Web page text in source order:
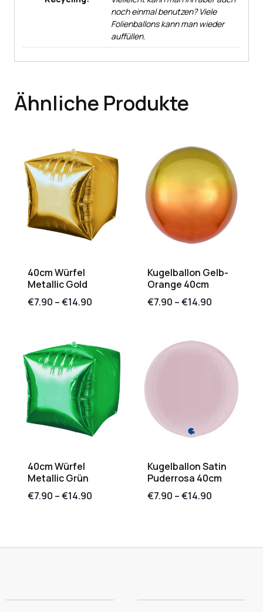
noch einmal benutzen? Viele
Folienballons kann man wieder
auffüllen.
Ähnliche Produkte
40cm Würfel
Metallic Gold
€7.90 –€14.90
Kugelballon Gelb-
Orange 40cm
€7.90 –€14.90
40cm Würfel
Metallic Grün
€7.90 –€14.90
Kugelballon Satin
Puderrosa 40cm
€7.90 –€14.90